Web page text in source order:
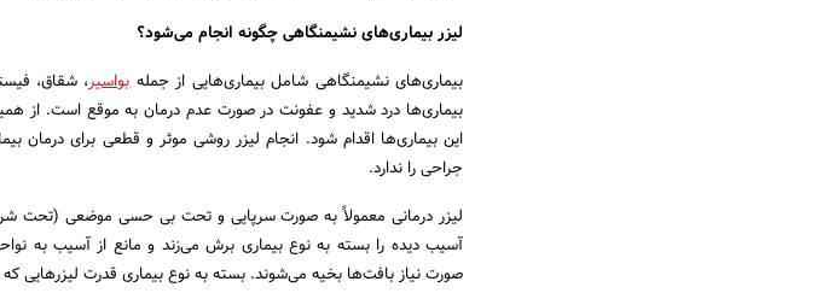
لیزر بیماری‌های نشیمنگاهی چگونه انجام می‌شود؟
بیماری‌های نشیمنگاهی شامل بیماری‌هایی از جملهبواسیر، شقاق،
بیماری‌ها درد شدید و عفونت در صورت عدم درمان به موقع است. از
این بیماری‌ها اقدام شود. انجام لیزر روشی موثر و قطعی برای
جراحی را ندارد.
لیزر درمانی معمولاً به صورت سرپایی و تحت بی حسی موضعی (تحت
آسیب دیده را بسته به نوع بیماری برش می‌زند و مانع از آسیب به
صورت نیاز بافت‌ها بخیه می‌شوند. بسته به نوع بیماری قدرت لیزرهایی